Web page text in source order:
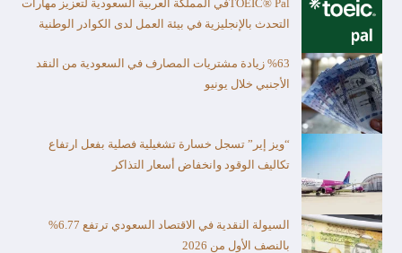
TOEIC® Palفي المملكة العربية السعودية لتعزيز مهارات
التحدث بالإنجليزية في بيئة العمل لدى الكوادر الوطنية
%63 زيادة مشتريات المصارف في السعودية من النقد
الأجنبي خلال يونيو
“ويز إير” تسجل خسارة تشغيلية فصلية بفعل ارتفاع
تكاليف الوقود وانخفاض أسعار التذاكر
السيولة النقدية في الاقتصاد السعودي ترتفع 6.77%
بالنصف الأول من 2026